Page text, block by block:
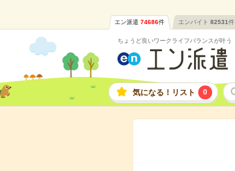
エン派遣 74686件 エンバイト 82531件
ちょうど良いワークライフバランスが叶う
気になる！リスト 0